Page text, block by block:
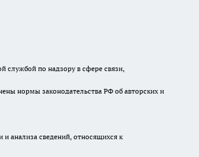
службой по надзору в сфере связи,
нормы законодательства РФ об авторских и
анализа сведений, относящихся к